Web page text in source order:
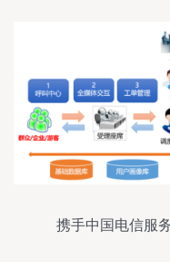
携手中国电信服